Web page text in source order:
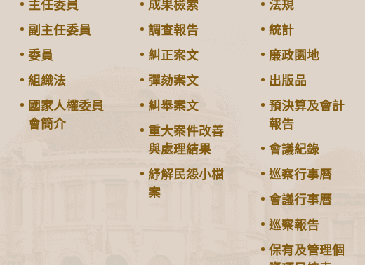
主任委員
副主任委員
委員
組織法
國家人權委員
會簡介
成果檢索
調查報告
糾正案文
彈劾案文
糾舉案文
重大案件改善
與處理結果
紓解民怨小檔
案
法規
統計
廉政園地
出版品
預決算及會計
報告
會議紀錄
巡察行事曆
會議行事曆
巡察報告
保有及管理個